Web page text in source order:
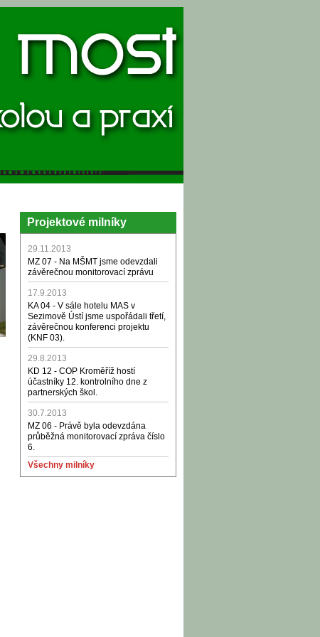
Projektové milníky
29.11.2013
MZ 07 - Na MŠMT jsme odevzdali
závěrečnou monitorovací zprávu
17.9.2013
KA 04 - V sále hotelu MAS v
Sezimově Ústí jsme uspořádali třetí,
závěrečnou konferenci projektu
(KNF 03).
29.8.2013
KD 12 - COP Kroměříž hostí
účastníky 12. kontrolního dne z
partnerských škol.
30.7.2013
MZ 06 - Právě byla odevzdána
průběžná monitorovací zpráva číslo
6.
Všechny milníky